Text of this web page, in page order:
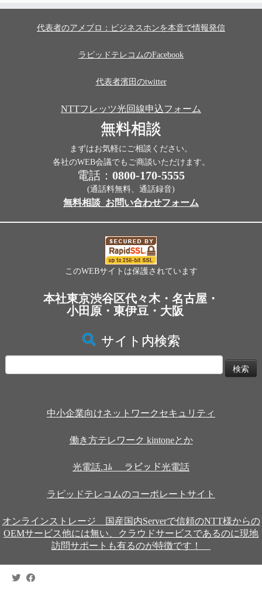
代表者のアメブロ：ビジネスホンを本音で情報発信
ラピッドテレコムのFacebook
代表者濱田のtwitter
NTTフレッツ光回線申込フォーム
無料相談
まずはお気軽にご相談ください。
各社のWEB会議でもご商談いただけます。
電話： 0800-170-5555
(通話料無料、通話録音)
無料相談_お問い合わせフォーム
このWEBサイトは保護されています
本社東京渋谷区代々木・名古屋・
小田原・東伊豆・大阪
サイト内検索
索:
中小企業向けネットワークセキュリティ
働き方テレワーク kintoneとか
光電話.ｺﾑ ラピッド光電話
ラピッドテレコムのコーポレートサイト
オンラインストレージ 国産国内Serverで信頼のNTT様からの
OEMサービス他には無い、クラウドサービスであるのに現地
訪問サポートも有るのが特徴です！